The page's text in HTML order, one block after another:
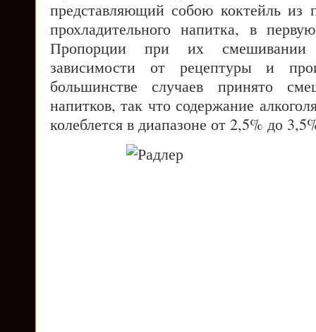
представляющий собою коктейль из
прохладительного напитка, в
Пропорции при их смешивании
зависимости от рецептуры и
большинстве случаев принято
напитков, так что содержание
колеблется в диапазоне от 2,5% до